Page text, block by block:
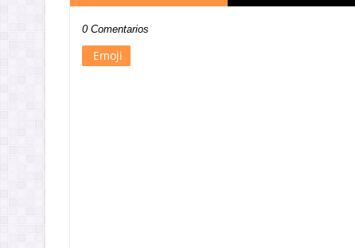
0 Comentarios
Emoji